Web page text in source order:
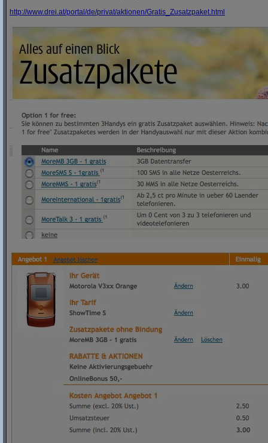
http://www.drei.at/portal/de/privat/aktionen/Gratis_Zusatzpaket.html